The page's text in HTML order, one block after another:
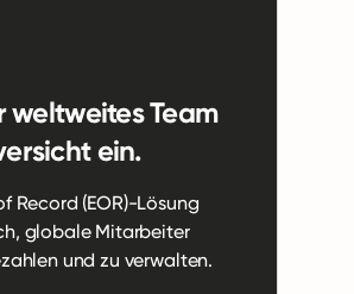
weltweites Team
ein.
Record (EOR)-Lösung
globale Mitarbeiter
und zu verwalten.